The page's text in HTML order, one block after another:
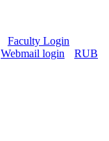
Faculty Login
Webmail login
RUB